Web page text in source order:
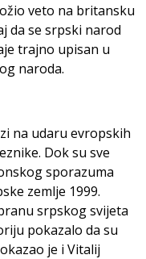
veto na britansku
da se srpski narod
trajno upisan u
naroda.
na udaru evropskih
Dok su sve
sporazuma
zemlje 1999.
srpskog svijeta
pokazalo da su
je i Vitalij